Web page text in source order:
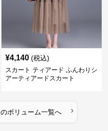
¥4,140 (税込)
スカート ティアード ふんわりシ
アーティアードスカート
のボリューム一覧へ ›